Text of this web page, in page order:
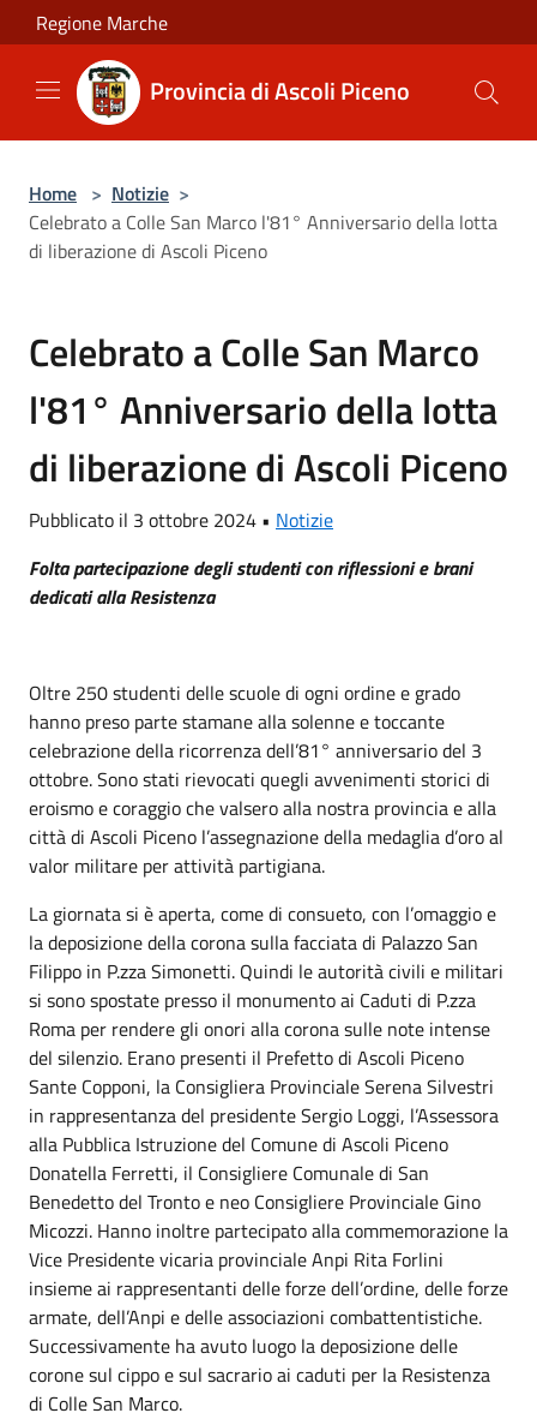
Salta al contenuto principale
Regione Marche
Provincia di Ascoli Piceno
Home > Notizie >
Celebrato a Colle San Marco l'81° Anniversario della lotta
di liberazione di Ascoli Piceno
Celebrato a Colle San Marco
l'81° Anniversario della lotta
di liberazione di Ascoli Piceno
Pubblicato il 3 ottobre 2024 • Notizie
Folta partecipazione degli studenti con riflessioni e brani
dedicati alla Resistenza
Oltre 250 studenti delle scuole di ogni ordine e grado
hanno preso parte stamane alla solenne e toccante
celebrazione della ricorrenza dell’81° anniversario del 3
ottobre. Sono stati rievocati quegli avvenimenti storici di
eroismo e coraggio che valsero alla nostra provincia e alla
città di Ascoli Piceno l’assegnazione della medaglia d’oro al
valor militare per attività partigiana.
La giornata si è aperta, come di consueto, con l’omaggio e
la deposizione della corona sulla facciata di Palazzo San
Filippo in P.zza Simonetti. Quindi le autorità civili e militari
si sono spostate presso il monumento ai Caduti di P.zza
Roma per rendere gli onori alla corona sulle note intense
del silenzio. Erano presenti il Prefetto di Ascoli Piceno
Sante Copponi, la Consigliera Provinciale Serena Silvestri
in rappresentanza del presidente Sergio Loggi, l’Assessora
alla Pubblica Istruzione del Comune di Ascoli Piceno
Donatella Ferretti, il Consigliere Comunale di San
Benedetto del Tronto e neo Consigliere Provinciale Gino
Micozzi. Hanno inoltre partecipato alla commemorazione la
Vice Presidente vicaria provinciale Anpi Rita Forlini
insieme ai rappresentanti delle forze dell’ordine, delle forze
armate, dell’Anpi e delle associazioni combattentistiche.
Successivamente ha avuto luogo la deposizione delle
corone sul cippo e sul sacrario ai caduti per la Resistenza
di Colle San Marco.